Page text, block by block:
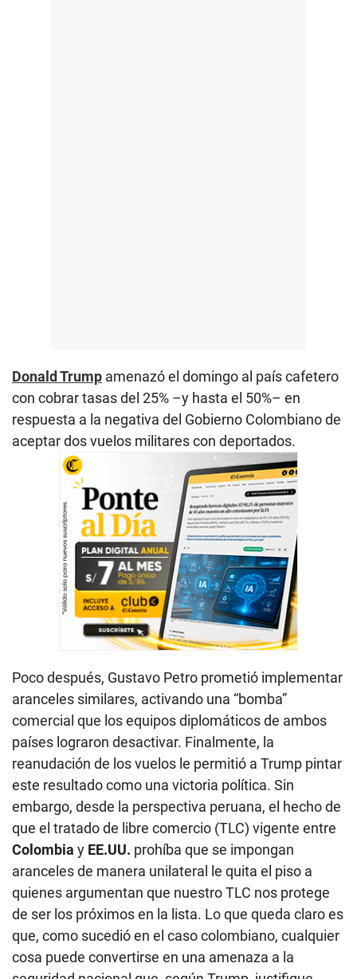
Donald Trump amenazó el domingo al país cafetero
con cobrar tasas del 25% –y hasta el 50%– en
respuesta a la negativa del Gobierno Colombiano de
aceptar dos vuelos militares con deportados.
Poco después, Gustavo Petro prometió implementar
aranceles similares, activando una “bomba”
comercial que los equipos diplomáticos de ambos
países lograron desactivar. Finalmente, la
reanudación de los vuelos le permitió a Trump pintar
este resultado como una victoria política. Sin
embargo, desde la perspectiva peruana, el hecho de
que el tratado de libre comercio (TLC) vigente entre
Colombia y EE.UU. prohíba que se impongan
aranceles de manera unilateral le quita el piso a
quienes argumentan que nuestro TLC nos protege
de ser los próximos en la lista. Lo que queda claro es
que, como sucedió en el caso colombiano, cualquier
cosa puede convertirse en una amenaza a la